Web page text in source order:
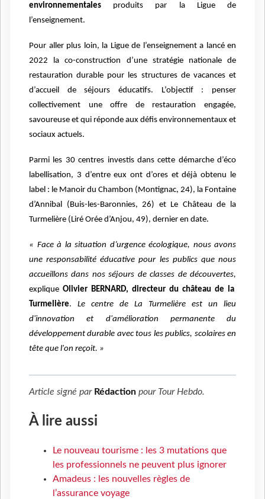
environnementales produits par la Ligue de
l’enseignement.
Pour aller plus loin, la Ligue de l’enseignement a lancé en
2022 la co-construction d’une stratégie nationale de
restauration durable pour les structures de vacances et
d’accueil de séjours éducatifs. L’objectif : penser
collectivement une offre de restauration engagée,
savoureuse et qui réponde aux défis environnementaux et
sociaux actuels.
Parmi les 30 centres investis dans cette démarche d’éco
labellisation, 3 d’entre eux ont d’ores et déjà obtenu le
label : le Manoir du Chambon (Montignac, 24), la Fontaine
d’Annibal (Buis-les-Baronnies, 26) et Le Château de la
Turmelière (Liré Orée d’Anjou, 49), dernier en date.
« Face à la situation d’urgence écologique, nous avons
une responsabilité éducative pour les publics que nous
accueillons dans nos séjours de classes de découvertes,
explique Olivier BERNARD, directeur du château de la
Turmelière. Le centre de La Turmelière est un lieu
d'innovation et d'amélioration permanente du
développement durable avec tous les publics, scolaires en
tête que l'on reçoit. »
Article signé par Rédaction pour Tour Hebdo.
À lire aussi
Le nouveau tourisme : les 3 mutations que
les professionnels ne peuvent plus ignorer
Amadeus : les nouvelles règles de
l’assurance voyage